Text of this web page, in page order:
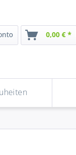
0,00 € *